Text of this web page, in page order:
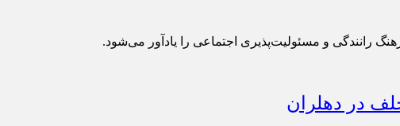
رانندگی و مسئولیت‌پذیری اجتماعی را یادآور می‌شود.